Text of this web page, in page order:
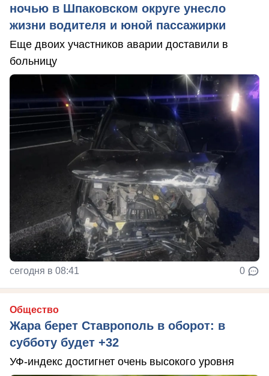
ночью в Шпаковском округе унесло
жизни водителя и юной пассажирки
Еще двоих участников аварии доставили в
больницу
сегодня в 08:41 0
Общество
Жара берет Ставрополь в оборот: в
субботу будет +32
УФ-индекс достигнет очень высокого уровня